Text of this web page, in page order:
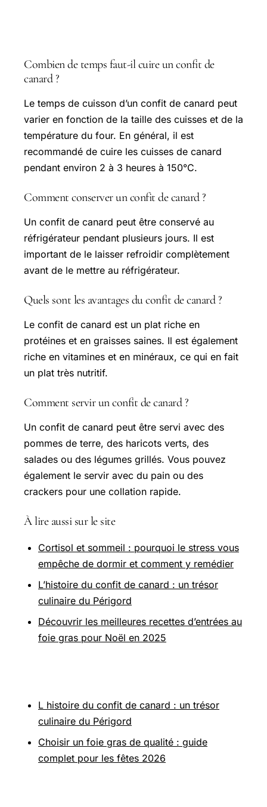
Combien de temps faut-il cuire un confit de
canard ?
Le temps de cuisson d’un confit de canard peut
varier en fonction de la taille des cuisses et de la
température du four. En général, il est
recommandé de cuire les cuisses de canard
pendant environ 2 à 3 heures à 150°C.
Comment conserver un confit de canard ?
Un confit de canard peut être conservé au
réfrigérateur pendant plusieurs jours. Il est
important de le laisser refroidir complètement
avant de le mettre au réfrigérateur.
Quels sont les avantages du confit de canard ?
Le confit de canard est un plat riche en
protéines et en graisses saines. Il est également
riche en vitamines et en minéraux, ce qui en fait
un plat très nutritif.
Comment servir un confit de canard ?
Un confit de canard peut être servi avec des
pommes de terre, des haricots verts, des
salades ou des légumes grillés. Vous pouvez
également le servir avec du pain ou des
crackers pour une collation rapide.
À lire aussi sur le site
Cortisol et sommeil : pourquoi le stress vous
empêche de dormir et comment y remédier
L’histoire du confit de canard : un trésor
culinaire du Périgord
Découvrir les meilleures recettes d’entrées au
foie gras pour Noël en 2025
L histoire du confit de canard : un trésor
culinaire du Périgord
Choisir un foie gras de qualité : guide
complet pour les fêtes 2026